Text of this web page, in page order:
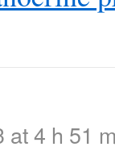
at 4 h 51